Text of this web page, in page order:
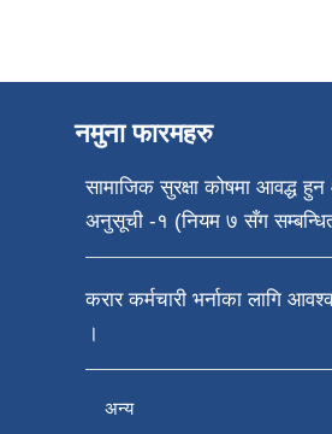
नमुना फारमहरु
सामाजिक सुरक्षा कोषमा आवद्ध
अनुसूची -१ (नियम ७ सँग
करार कर्मचारी भर्नाका लागि
।
अन्य